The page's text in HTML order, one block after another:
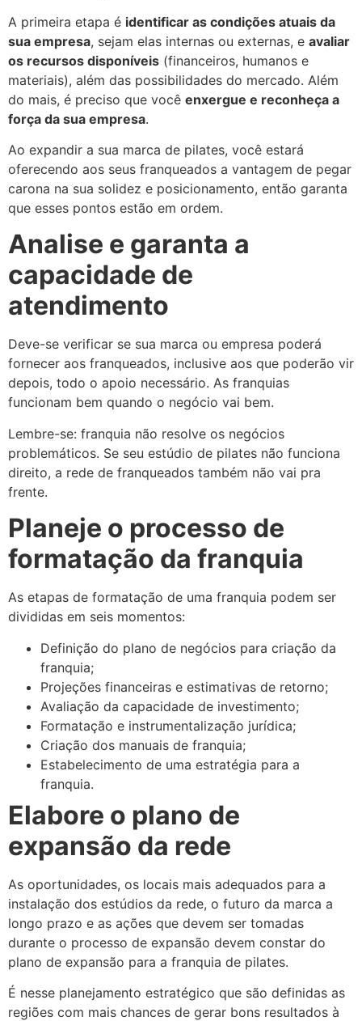
A primeira etapa é identificar as condições atuais da
sua empresa, sejam elas internas ou externas, e avaliar
os recursos disponíveis (financeiros, humanos e
materiais), além das possibilidades do mercado. Além
do mais, é preciso que você enxergue e reconheça a
força da sua empresa.
Ao expandir a sua marca de pilates, você estará
oferecendo aos seus franqueados a vantagem de pegar
carona na sua solidez e posicionamento, então garanta
que esses pontos estão em ordem.
Analise e garanta a
capacidade de
atendimento
Deve-se verificar se sua marca ou empresa poderá
fornecer aos franqueados, inclusive aos que poderão vir
depois, todo o apoio necessário. As franquias
funcionam bem quando o negócio vai bem.
Lembre-se: franquia não resolve os negócios
problemáticos. Se seu estúdio de pilates não funciona
direito, a rede de franqueados também não vai pra
frente.
Planeje o processo de
formatação da franquia
As etapas de formatação de uma franquia podem ser
divididas em seis momentos:
Definição do plano de negócios para criação da
franquia;
Projeções financeiras e estimativas de retorno;
Avaliação da capacidade de investimento;
Formatação e instrumentalização jurídica;
Criação dos manuais de franquia;
Estabelecimento de uma estratégia para a
franquia.
Elabore o plano de
expansão da rede
As oportunidades, os locais mais adequados para a
instalação dos estúdios da rede, o futuro da marca a
longo prazo e as ações que devem ser tomadas
durante o processo de expansão devem constar do
plano de expansão para a franquia de pilates.
É nesse planejamento estratégico que são definidas as
regiões com mais chances de gerar bons resultados à